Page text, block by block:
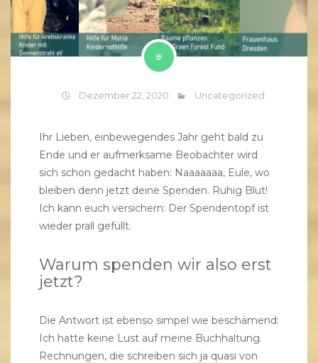
Dezember 22, 2020 Uncategorized
Ihr Lieben, einbewegendes Jahr geht bald zu
Ende und er aufmerksame Beobachter wird
sich schon gedacht haben: Naaaaaaa, Eule, wo
bleiben denn jetzt deine Spenden. Ruhig Blut!
Ich kann euch versichern: Der Spendentopf ist
wieder prall gefüllt.
Warum spenden wir also erst
jetzt?
Die Antwort ist ebenso simpel wie beschämend:
Ich hatte keine Lust auf meine Buchhaltung.
Rechnungen, die schreiben sich ja quasi von